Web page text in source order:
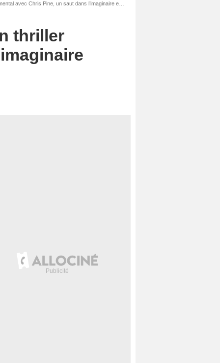
un saut dans l’imaginaire enfantin du Parc des merveilles…
thriller